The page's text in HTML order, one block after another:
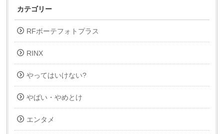
カテゴリー
RFボーテフォトプラス
RINX
やってはいけない?
やばい・やめとけ
エンタメ